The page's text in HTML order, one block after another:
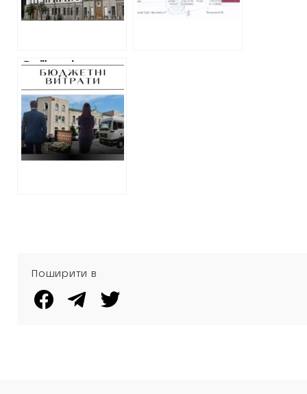
ЦЕНТР
Зміївські
закупівлі “для
своїх”: Челапко,
друзі та щаслива
автівка
Поширити в